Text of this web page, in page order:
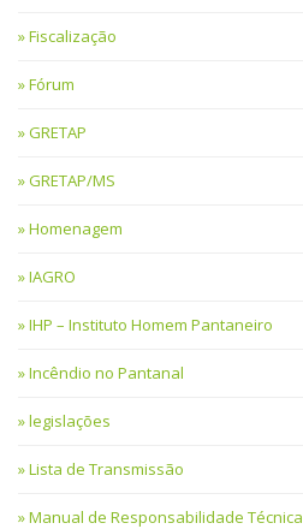
Fiscalização
Fórum
GRETAP
GRETAP/MS
Homenagem
IAGRO
IHP – Instituto Homem Pantaneiro
Incêndio no Pantanal
legislações
Lista de Transmissão
Manual de Responsabilidade Técnica